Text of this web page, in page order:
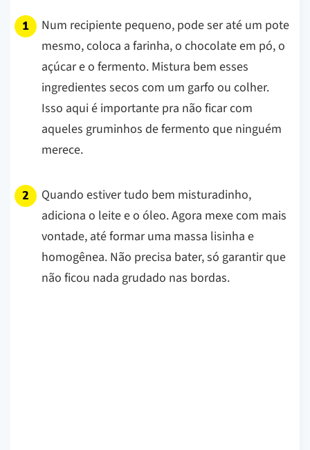
Num recipiente pequeno, pode ser até um pote
mesmo, coloca a farinha, o chocolate em pó, o
açúcar e o fermento. Mistura bem esses
ingredientes secos com um garfo ou colher.
Isso aqui é importante pra não ficar com
aqueles gruminhos de fermento que ninguém
merece.
Quando estiver tudo bem misturadinho,
adiciona o leite e o óleo. Agora mexe com mais
vontade, até formar uma massa lisinha e
homogênea. Não precisa bater, só garantir que
não ficou nada grudado nas bordas.